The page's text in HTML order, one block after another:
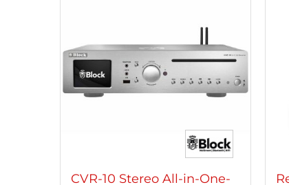
CVR-10 Stereo All-in-One-